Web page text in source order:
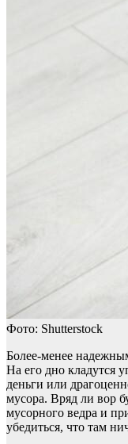
Фото: Shutterstock
Более-менее
На его дно кладутся
деньги или
мусора. Вряд ли вор
мусорного ведра и
убедиться, что там